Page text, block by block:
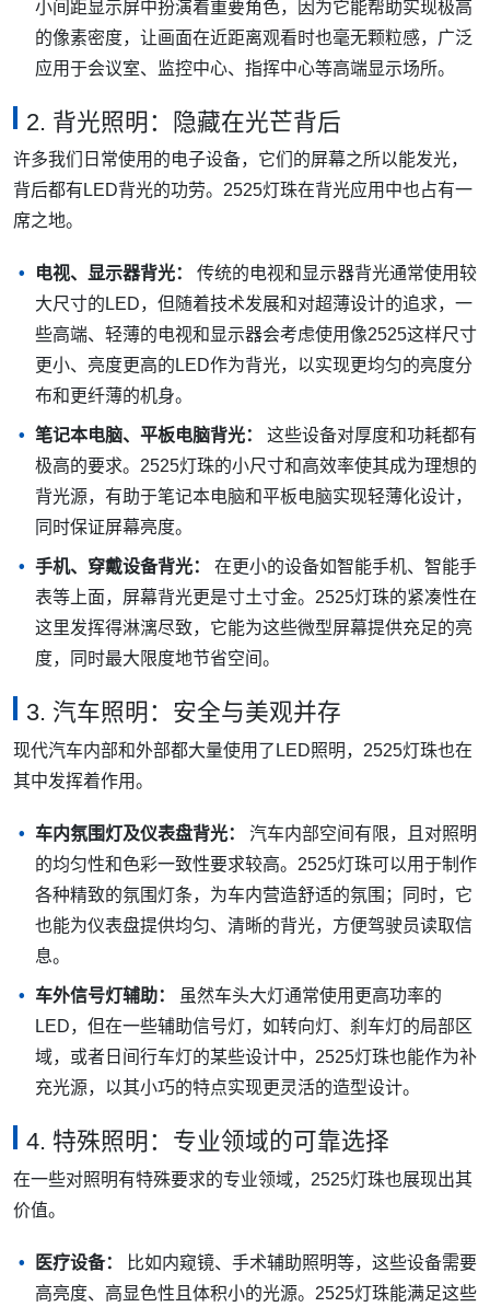
小间距显示屏中扮演着重要角色，因为它能帮助实现极高
的像素密度，让画面在近距离观看时也毫无颗粒感，广泛
应用于会议室、监控中心、指挥中心等高端显示场所。
2. 背光照明：隐藏在光芒背后
许多我们日常使用的电子设备，它们的屏幕之所以能发光，
背后都有LED背光的功劳。2525灯珠在背光应用中也占有一
席之地。
电视、显示器背光：
传统的电视和显示器背光通常使用较
大尺寸的LED，但随着技术发展和对超薄设计的追求，一
些高端、轻薄的电视和显示器会考虑使用像2525这样尺寸
更小、亮度更高的LED作为背光，以实现更均匀的亮度分
布和更纤薄的机身。
笔记本电脑、平板电脑背光：
这些设备对厚度和功耗都有
极高的要求。2525灯珠的小尺寸和高效率使其成为理想的
背光源，有助于笔记本电脑和平板电脑实现轻薄化设计，
同时保证屏幕亮度。
手机、穿戴设备背光：
在更小的设备如智能手机、智能手
表等上面，屏幕背光更是寸土寸金。2525灯珠的紧凑性在
这里发挥得淋漓尽致，它能为这些微型屏幕提供充足的亮
度，同时最大限度地节省空间。
3. 汽车照明：安全与美观并存
现代汽车内部和外部都大量使用了LED照明，2525灯珠也在
其中发挥着作用。
车内氛围灯及仪表盘背光：
汽车内部空间有限，且对照明
的均匀性和色彩一致性要求较高。2525灯珠可以用于制作
各种精致的氛围灯条，为车内营造舒适的氛围；同时，它
也能为仪表盘提供均匀、清晰的背光，方便驾驶员读取信
息。
车外信号灯辅助：
虽然车头大灯通常使用更高功率的
LED，但在一些辅助信号灯，如转向灯、刹车灯的局部区
域，或者日间行车灯的某些设计中，2525灯珠也能作为补
充光源，以其小巧的特点实现更灵活的造型设计。
4. 特殊照明：专业领域的可靠选择
在一些对照明有特殊要求的专业领域，2525灯珠也展现出其
价值。
医疗设备：
比如内窥镜、手术辅助照明等，这些设备需要
高亮度、高显色性且体积小的光源。2525灯珠能满足这些